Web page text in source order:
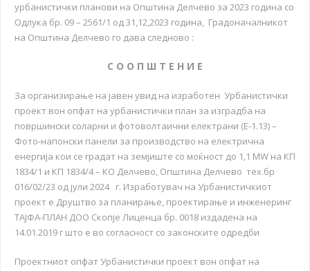
урбанистички планови на Општина Делчево за 2023 година со
Одлука бр. 09 – 2561/1 од 31,12,2023 година, Градоначалникот
на Општина Делчево го дава следново :
С О О П Ш Т Е Н И Е
За организирање на јавен увид на изработен Урбанистички
проект вон опфат на урбанистички план за изградба на
површински соларни и фотоволтаични електрани (Е-1.13) –
Фото-напонски панели за производство на електрична
енергија кои се градат на земјиште со моќност до 1,1 MW на КП
1834/1 и КП 1834/4 – КО Делчево, Општина Делчево тех.бр
016/02/23 од јули 2024 г. Изработувач на Урбанистичкиот
проект е Друштво за планирање, проектирање и инженеринг
ТАЈФА-ПЛАН ДОО Скопје Лиценца бр. 0018 издадена на
14.01.2019 г што е во согласност со законските одредби
Проектниот опфат Урбанистички проект вон опфат на